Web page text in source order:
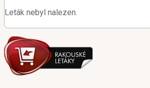
Leták nebyl nalezen.